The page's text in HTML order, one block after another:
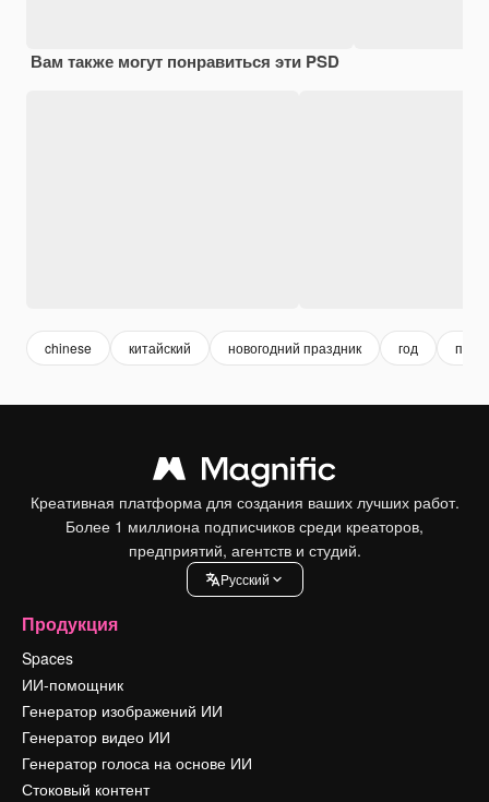
Вам также могут понравиться эти PSD
chinese китайский новогодний праздник год
Креативная платформа для создания ваших лучших работ.
Более 1 миллиона подписчиков среди креаторов,
предприятий, агентств и студий.
Pусский
Продукция
Spaces
ИИ-помощник
Генератор изображений ИИ
Генератор видео ИИ
Генератор голоса на основе ИИ
Стоковый контент